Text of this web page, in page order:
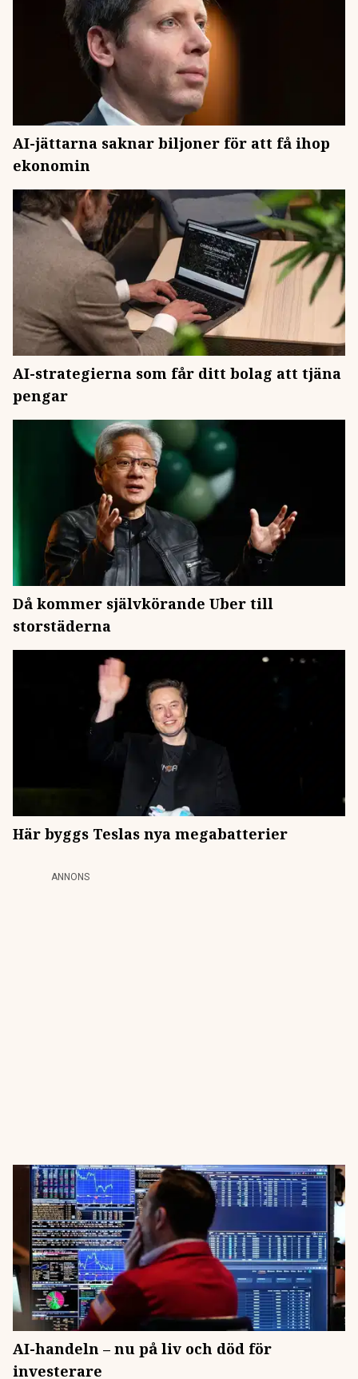
AI-jättarna saknar biljoner för att få ihop
ekonomin
AI-strategierna som får ditt bolag att tjäna
pengar
Då kommer självkörande Uber till
storstäderna
Här byggs Teslas nya megabatterier
ANNONS
AI-handeln – nu på liv och död för
investerare